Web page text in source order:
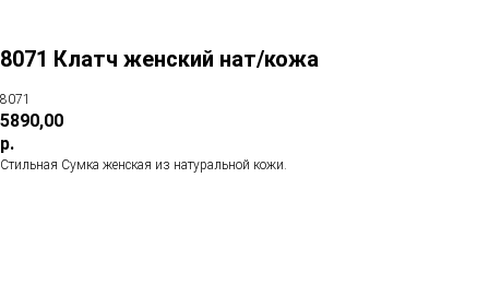
8071 Клатч женский нат/кожа
8071
5890,00
р.
Стильная Сумка женская из натуральной кожи.